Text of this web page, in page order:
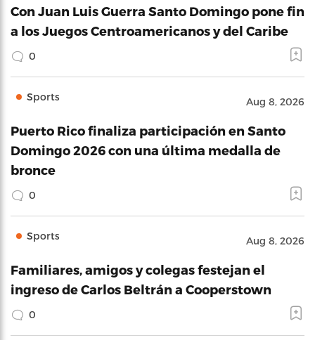
Con Juan Luis Guerra Santo Domingo pone fin
a los Juegos Centroamericanos y del Caribe
0
Sports Aug 8, 2026
Puerto Rico finaliza participación en Santo
Domingo 2026 con una última medalla de
bronce
0
Sports Aug 8, 2026
Familiares, amigos y colegas festejan el
ingreso de Carlos Beltrán a Cooperstown
0